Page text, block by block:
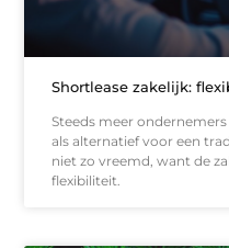
Shortlease zakelijk:
Steeds meer
als alternatief voor een
niet zo vreemd, want de
flexibiliteit.